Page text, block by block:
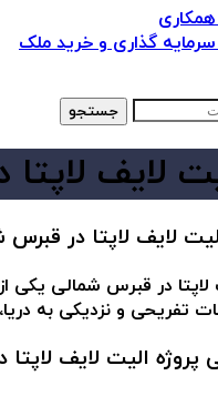
گذاری و خرید ملک
جستجو
لایف
لایف لاپتا در
لاپتا در قبرس شمالی یکی
تفریحی و نزدیکی به
الیت لایف لاپتا